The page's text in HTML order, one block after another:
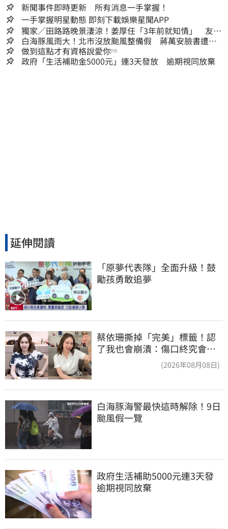
新聞事件即時更新 所有消息一手掌握！
一手掌握明星動態 即刻下載娛樂星聞APP
獨家／田路路晚景淒涼！姜厚任「3年前就知情」 友人
私下援助內幕曝光
白海豚風雨大！北市沒放颱風整備假 蔣萬安臉書遭網
友灌爆：標準在哪？
做到這點才有資格說愛你PR
政府「生活補助金5000元」連3天發放 逾期視同放棄
延伸閱讀
「原夢代表隊」全面升級！鼓
勵孩勇敢追夢
蔡依珊撕掉「完美」標籤！認
了我也會崩潰：傷口終究會癒
(2026年08月08日)
白海豚海警最快這時解除！9日
颱風假一覽
政府生活補助5000元連3天發
逾期視同放棄